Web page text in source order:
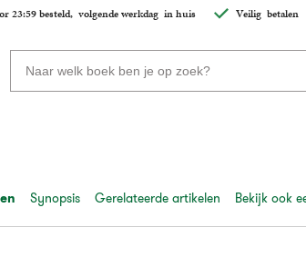
23:59 besteld, volgende werkdagin huis Veiligbetalen
Zoeken
naar
Synopsis Gerelateerde artikelen Bekijk ook